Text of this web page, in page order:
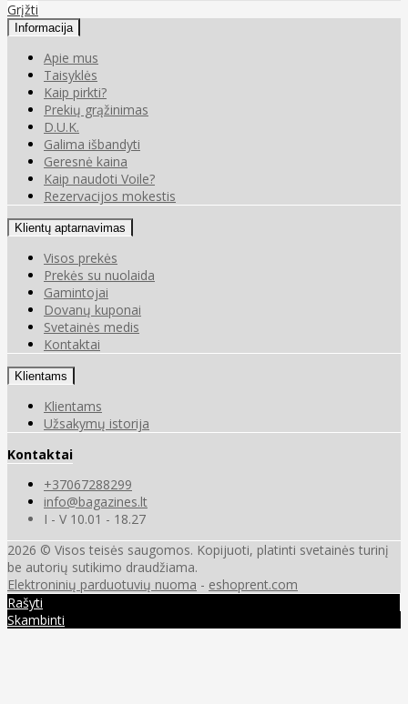
Grįžti
Informacija
Apie mus
Taisyklės
Kaip pirkti?
Prekių grąžinimas
D.U.K.
Galima išbandyti
Geresnė kaina
Kaip naudoti Voile?
Rezervacijos mokestis
Klientų aptarnavimas
Visos prekės
Prekės su nuolaida
Gamintojai
Dovanų kuponai
Svetainės medis
Kontaktai
Klientams
Klientams
Užsakymų istorija
Kontaktai
+37067288299
info@bagazines.lt
I - V 10.01 - 18.27
2026 © Visos teisės saugomos. Kopijuoti, platinti svetainės turinį
be autorių sutikimo draudžiama.
Elektroninių parduotuvių nuoma - eshoprent.com
Rašyti
Skambinti